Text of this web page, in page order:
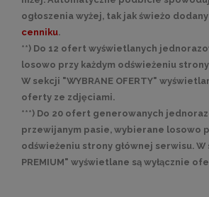
ogłoszenia wyżej, tak jak świeżo
cenniku.
**) Do 12 ofert wyświetlanych
losowo przy każdym odświeżeniu
W sekcji "WYBRANE OFERTY"
oferty ze zdjęciami.
***) Do 20 ofert generowanych
przewijanym pasie, wybierane losowo
odświeżeniu strony głównej serwisu. W
PREMIUM" wyświetlane są wyłącznie